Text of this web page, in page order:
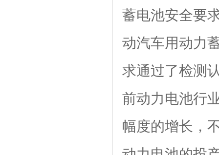
蓄电池安全要
动汽车用动力
求通过了检测
前动力电池行
幅度的增长，